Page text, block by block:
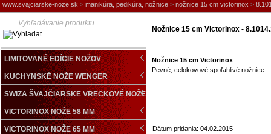
www.svajciarske-noze.sk > manikúra, pedikúra, nožnice > nožnice 15 cm victorinox >
LIMITOVANÉ EDÍCIE NOŽOV
KUCHYNSKÉ NOŽE WENGER
SWIZA ŠVAJČIARSKE VRECKOVÉ NOŽE
VICTORINOX NOŽE 58 MM
VICTORINOX NOŽE 65 MM
Nožnice 15 cm Victorinox -
Nožnice 15 cm Victorinox
Pevné, celokovové spoľahlivé nožnice.
Dátum pridania: 04.02.2015